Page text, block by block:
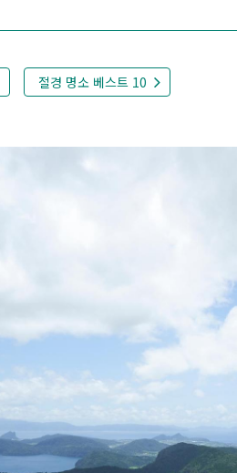
절경 명소 베스트 10